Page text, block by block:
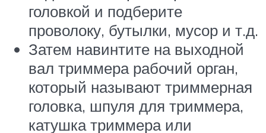
головкой и подберите
проволоку, бутылки, мусор и т.д.
Затем навинтите на выходной
вал триммера рабочий орган,
который называют триммерная
головка, шпуля для триммера,
катушка триммера или